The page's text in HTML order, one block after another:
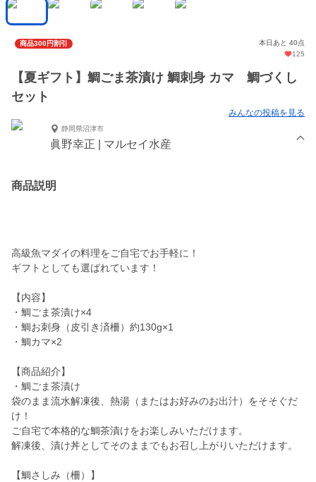
商品300円割引
本日あと 40点
125
【夏ギフト】鯛ごま茶漬け 鯛刺身 カマ 鯛づくし
セット
みんなの投稿を見る
静岡県沼津市
眞野幸正 | マルセイ水産
商品説明
高級魚マダイの料理をご自宅でお手軽に！
ギフトとしても選ばれています！
【内容】
・鯛ごま茶漬け×4
・鯛お刺身（皮引き済柵）約130g×1
・鯛カマ×2
【商品紹介】
・鯛ごま茶漬け
袋のまま流水解凍後、熱湯（またはお好みのお出汁）をそそぐだ
け！
ご自宅で本格的な鯛茶漬けをお楽しみいただけます。
解凍後、漬け丼としてそのままでもお召し上がりいただけます。
【鯛さしみ（柵）】